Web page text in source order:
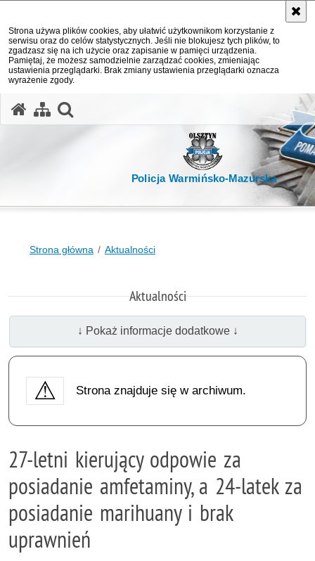
Strona używa plików cookies, aby ułatwić użytkownikom korzystanie z
serwisu oraz do celów statystycznych. Jeśli nie blokujesz tych plików, to
zgadzasz się na ich użycie oraz zapisanie w pamięci urządzenia.
Pamiętaj, że możesz samodzielnie zarządzać cookies, zmieniając
ustawienia przeglądarki. Brak zmiany ustawienia przeglądarki oznacza
wyrażenie zgody.
Policja Warmińsko-Mazurska
Strona główna Aktualności
Aktualności
↓ Pokaż informacje dodatkowe ↓
Strona znajduje się w archiwum.
27-letni kierujący odpowie za
posiadanie amfetaminy, a 24-latek za
posiadanie marihuany i brak
uprawnień